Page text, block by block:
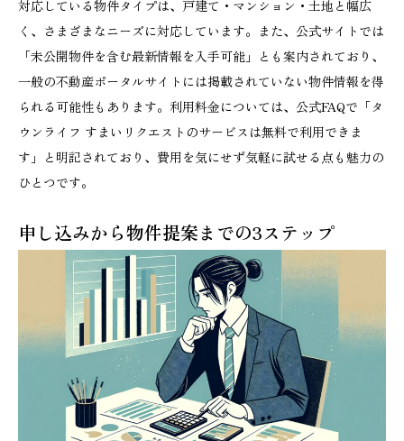
対応している物件タイプは、戸建て・マンション・土地と幅広
く、さまざまなニーズに対応しています。また、公式サイトでは
「未公開物件を含む最新情報を入手可能」とも案内されており、
一般の不動産ポータルサイトには掲載されていない物件情報を得
られる可能性もあります。利用料金については、公式FAQで「タ
ウンライフ すまいリクエストのサービスは無料で利用できま
す」と明記されており、費用を気にせず気軽に試せる点も魅力の
ひとつです。
申し込みから物件提案までの3ステップ